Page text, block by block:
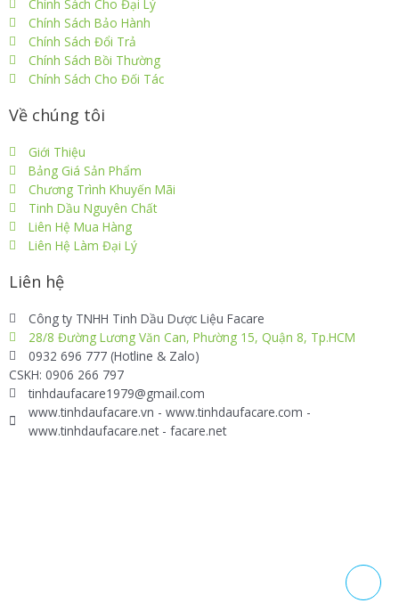
Chính Sách Cho Đại Lý
Chính Sách Bảo Hành
Chính Sách Đổi Trả
Chính Sách Bồi Thường
Chính Sách Cho Đối Tác
Về chúng tôi
Giới Thiệu
Bảng Giá Sản Phẩm
Chương Trình Khuyến Mãi
Tinh Dầu Nguyên Chất
Liên Hệ Mua Hàng
Liên Hệ Làm Đại Lý
Liên hệ
Công ty TNHH Tinh Dầu Dược Liệu Facare
28/8 Đường Lương Văn Can, Phường 15, Quận 8, Tp.HCM
0932 696 777 (Hotline & Zalo)
CSKH: 0906 266 797
tinhdaufacare1979@gmail.com
www.tinhdaufacare.vn - www.tinhdaufacare.com -
www.tinhdaufacare.net - facare.net